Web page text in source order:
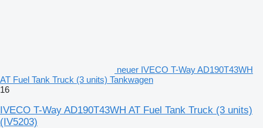
neuer IVECO T-Way AD190T43WH
AT Fuel Tank Truck (3 units) Tankwagen
16
IVECO T-Way AD190T43WH AT Fuel Tank Truck (3 units)
(IV5203)